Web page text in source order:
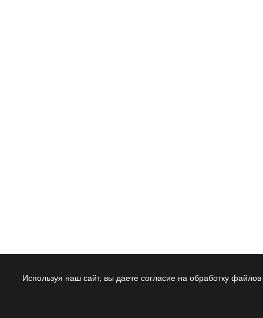
Используя наш сайт, вы даете согласие на обработку